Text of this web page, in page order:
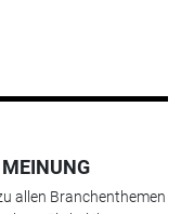
allen Branchenthemen